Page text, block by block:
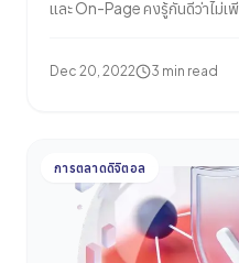
และ On-Page คงรู้กันดีว่าไม่
Google Core Update คือ ชื่อ
ครั้งที่กูเกิลปล่อยอัปเดตมา เพร
เทนต์ที่ติดอันดับไปแล้วต้องตกล
Dec 20, 2022 3 min read
การตลาดดิจิตอล